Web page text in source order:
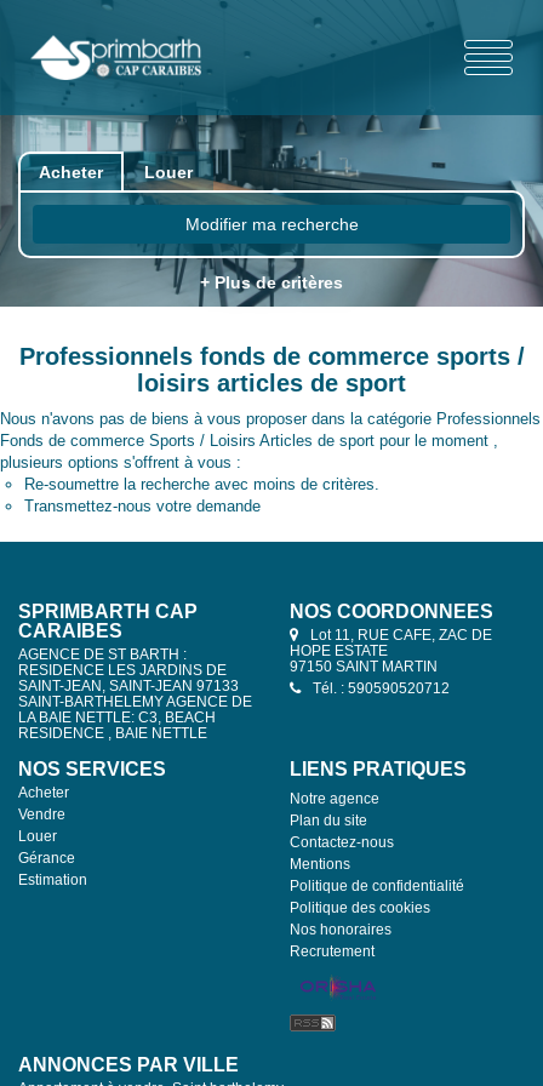
Acheter Louer
Modifier ma recherche
+ Plus de critères
Professionnels fonds de commerce sports /
loisirs articles de sport
Nous n'avons pas de biens à vous proposer dans la catégorie Professionnels
Fonds de commerce Sports / Loisirs Articles de sport pour le moment ,
plusieurs options s'offrent à vous :
Re-soumettre la recherche avec moins de critères.
Transmettez-nous votre demande
SPRIMBARTH CAP
CARAIBES
AGENCE DE ST BARTH :
RESIDENCE LES JARDINS DE
SAINT-JEAN, SAINT-JEAN 97133
SAINT-BARTHELEMY AGENCE DE
LA BAIE NETTLE: C3, BEACH
RESIDENCE , BAIE NETTLE
NOS COORDONNÉES
Lot 11, RUE CAFE, ZAC DE
HOPE ESTATE
97150 SAINT MARTIN
Tél. : 590590520712
NOS SERVICES
Acheter
Vendre
Louer
Gérance
Estimation
LIENS PRATIQUES
Notre agence
Plan du site
Contactez-nous
Mentions
Politique de confidentialité
Politique des cookies
Nos honoraires
Recrutement
ANNONCES PAR VILLE